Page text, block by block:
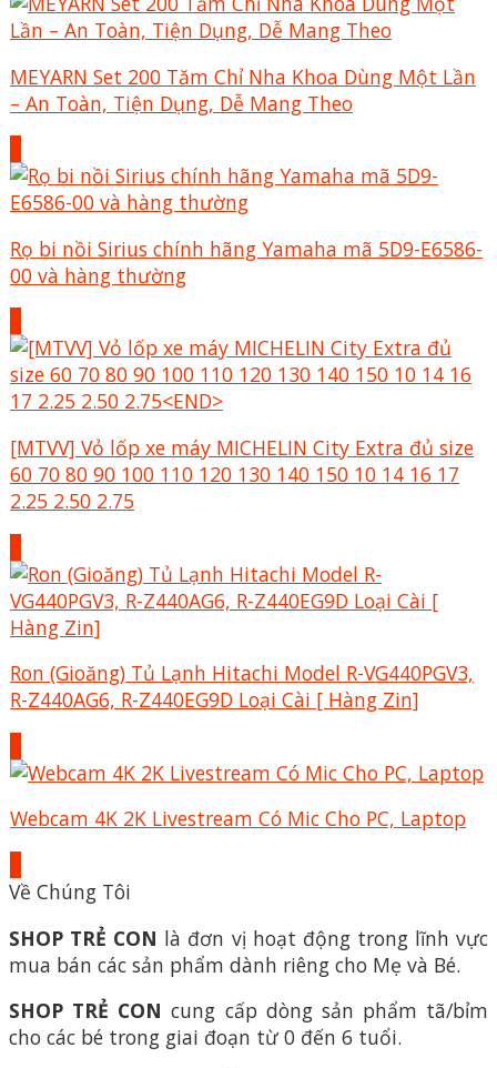
MEYARN Set 200 Tăm Chỉ Nha Khoa Dùng Một Lần
– An Toàn, Tiện Dụng, Dễ Mang Theo
Rọ bi nồi Sirius chính hãng Yamaha mã 5D9-E6586-
00 và hàng thường
[MTVV] Vỏ lốp xe máy MICHELIN City Extra đủ size
60 70 80 90 100 110 120 130 140 150 10 14 16 17
2.25 2.50 2.75
Ron (Gioăng) Tủ Lạnh Hitachi Model R-VG440PGV3,
R-Z440AG6, R-Z440EG9D Loại Cài [ Hàng Zin]
Webcam 4K 2K Livestream Có Mic Cho PC, Laptop
Về Chúng Tôi
SHOP TRẺ CON là đơn vị hoạt động trong lĩnh vực
mua bán các sản phẩm dành riêng cho Mẹ và Bé.
SHOP TRẺ CON cung cấp dòng sản phẩm tã/bỉm
cho các bé trong giai đoạn từ 0 đến 6 tuổi.